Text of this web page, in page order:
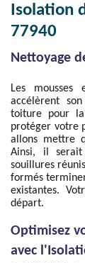
Isolation
77940
Nettoyage
Les
accélèrent
toiture pour la
protéger votre
allons mettre
Ainsi, il
souillures
formés
existantes.
départ.
Optimisez
avec